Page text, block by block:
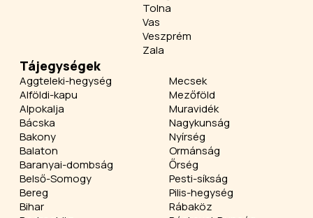
Tolna
Vas
Veszprém
Zala
Tájegységek
Aggteleki-hegység
Alföldi-kapu
Alpokalja
Bácska
Bakony
Balaton
Baranyai-dombság
Belső-Somogy
Bereg
Bihar
Mecsek
Mezőföld
Muravidék
Nagykunság
Nyírség
Ormánság
Őrség
Pesti-síkság
Pilis-hegység
Rábaköz